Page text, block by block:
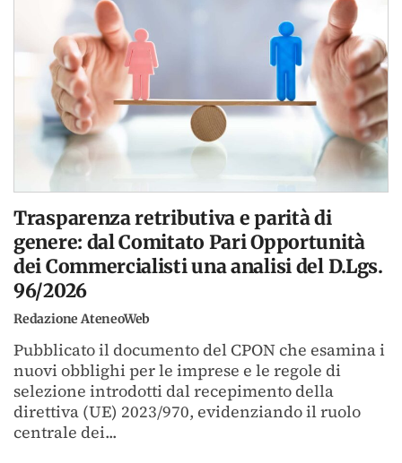
Trasparenza retributiva e parità di
genere: dal Comitato Pari Opportunità
dei Commercialisti una analisi del D.Lgs.
96/2026
Redazione AteneoWeb
Pubblicato il documento del CPON che esamina i
nuovi obblighi per le imprese e le regole di
selezione introdotti dal recepimento della
direttiva (UE) 2023/970, evidenziando il ruolo
centrale dei...